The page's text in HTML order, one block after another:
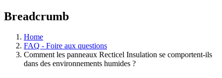
Breadcrumb
Home
FAQ - Foire aux questions
Comment les panneaux Recticel Insulation se comportent-ils
dans des environnements humides ?